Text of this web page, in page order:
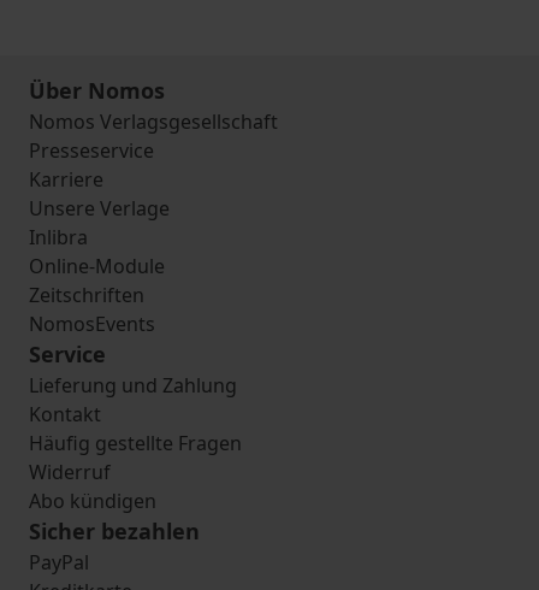
Über Nomos
Nomos Verlagsgesellschaft
Presseservice
Karriere
Unsere Verlage
Inlibra
Online-Module
Zeitschriften
NomosEvents
Service
Lieferung und Zahlung
Kontakt
Häufig gestellte Fragen
Widerruf
Abo kündigen
Sicher bezahlen
PayPal